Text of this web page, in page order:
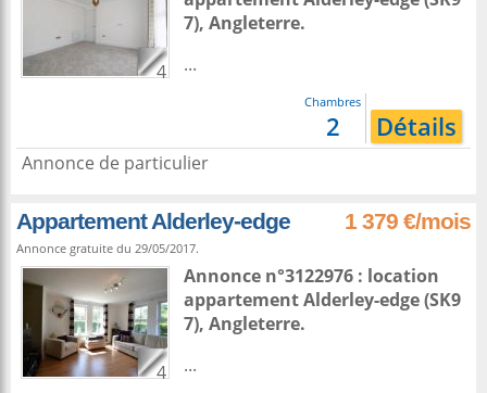
4
7), Angleterre.
...
Chambres
2 Détails
Annonce de particulier
Appartement Alderley-edge 1 379 €/mois
Annonce gratuite du 29/05/2017.
4
Annonce n°3122976 : location
appartementAlderley-edge(SK9
7), Angleterre.
...